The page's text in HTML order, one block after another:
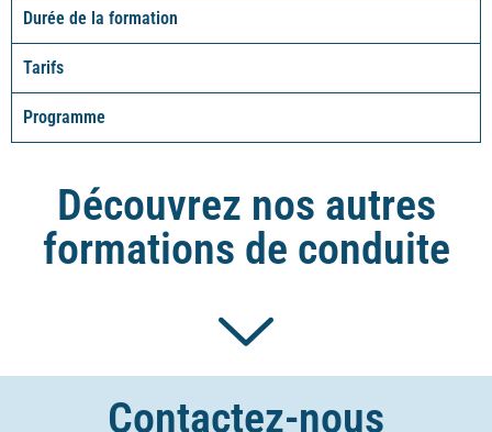
Durée de la formation
Tarifs
Programme
Découvrez nos autres
formations de conduite
Contactez-nous